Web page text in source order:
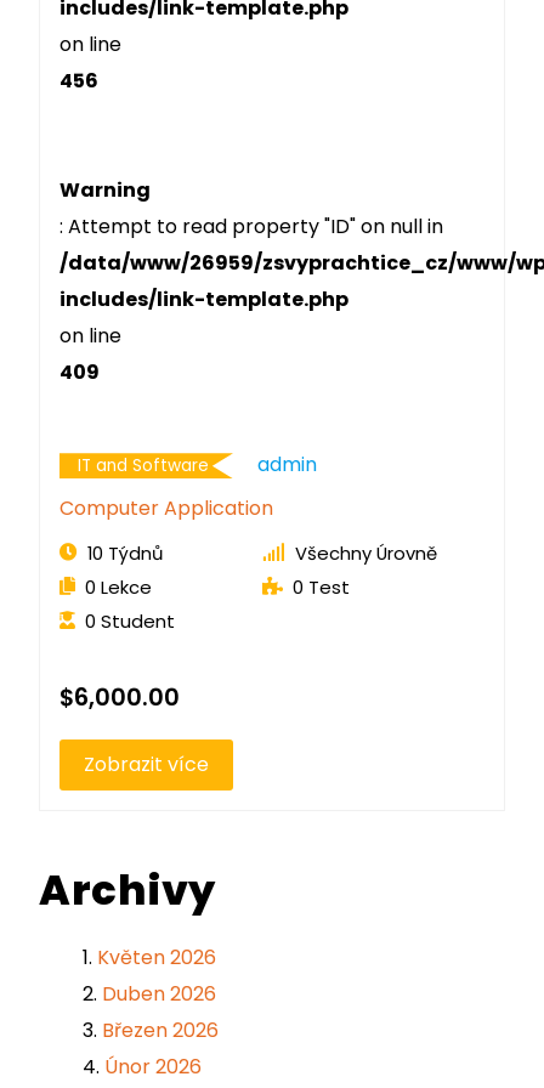
includes/link-template.php
on line
456
Warning
: Attempt to read property "ID" on null in
/data/www/26959/zsvyprachtice_cz/www/
includes/link-template.php
on line
409
IT and Software
Admin
Computer Application
10 Týdnů
Všechny Úrovně
0 Lekce
0 Test
0 Student
$6,000.00
Zobrazit více
Archivy
Květen 2026
Duben 2026
Březen 2026
Únor 2026